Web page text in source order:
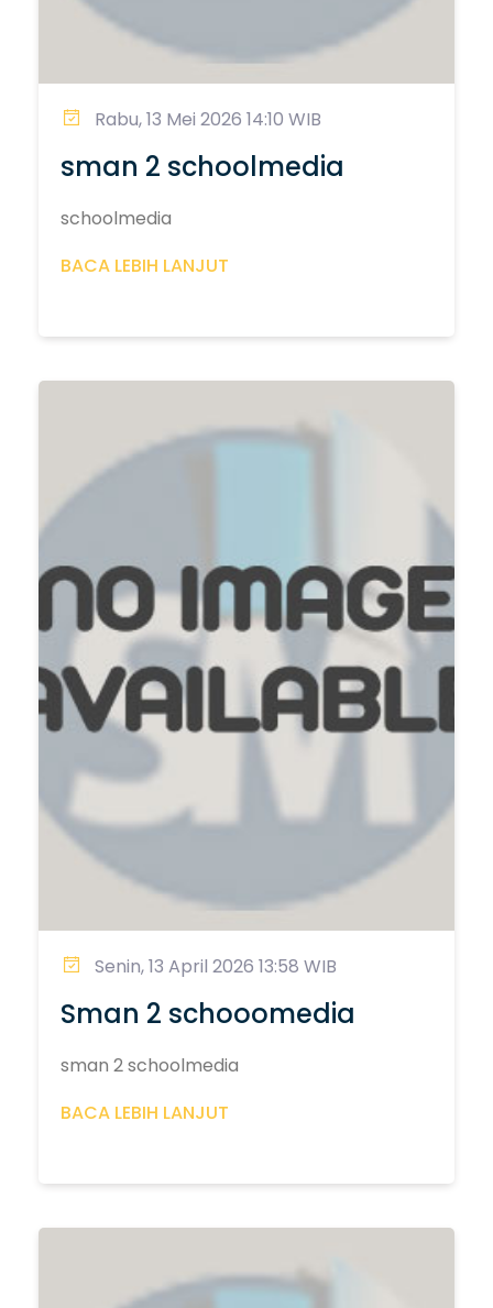
Rabu, 13 Mei 2026 14:10 WIB
sman 2 schoolmedia
schoolmedia
BACA LEBIH LANJUT
Senin, 13 April 2026 13:58 WIB
Sman 2 schooomedia
sman 2 schoolmedia
BACA LEBIH LANJUT